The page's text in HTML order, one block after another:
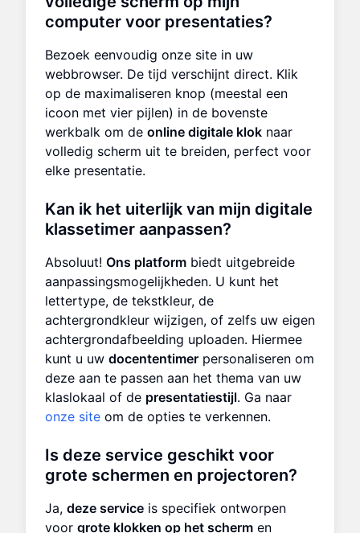
computer voor presentaties?
Bezoek eenvoudig onze site in uw
webbrowser. De tijd verschijnt direct. Klik
op de maximaliseren knop (meestal een
icoon met vier pijlen) in de bovenste
werkbalk om de online digitale klok naar
volledig scherm uit te breiden, perfect voor
elke presentatie.
Kan ik het uiterlijk van mijn digitale
klassetimer aanpassen?
Absoluut! Ons platform biedt uitgebreide
aanpassingsmogelijkheden. U kunt het
lettertype, de tekstkleur, de
achtergrondkleur wijzigen, of zelfs uw eigen
achtergrondafbeelding uploaden. Hiermee
kunt u uw docententimer personaliseren om
deze aan te passen aan het thema van uw
klaslokaal of de presentatiestijl. Ga naar
onze site om de opties te verkennen.
Is deze service geschikt voor
grote schermen en projectoren?
Ja, deze service is specifiek ontworpen
voor grote klokken op het scherm en